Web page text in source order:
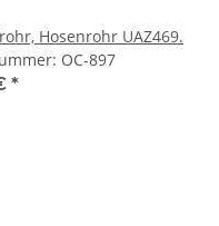
Hosenrohr UAZ469.
OC-897
*